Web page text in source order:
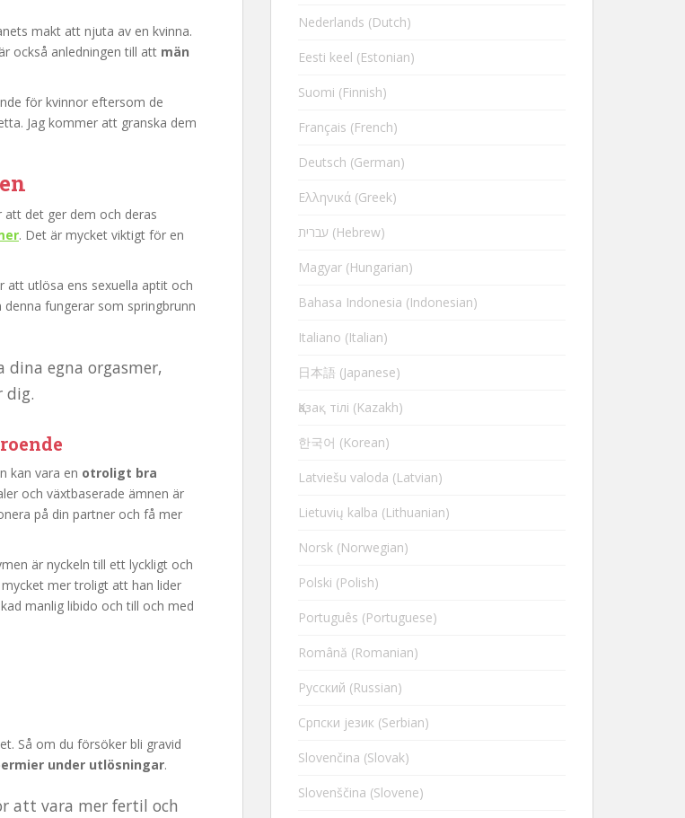
makt att njuta av en kvinna.
också anledningen till att män
för kvinnor eftersom de
Jag kommer att granska dem
att det ger dem och deras
. Det är mycket viktigt för en
att utlösa ens sexuella aptit och
fungerar som springbrunn
egna orgasmer,
dig.
kan vara en otroligt bra
och växtbaserade ämnen är
på din partner och få mer
är nyckeln till ett lyckligt och
mer troligt att han lider
manlig libido och till och med
Så om du försöker bli gravid
under utlösningar.
att vara mer fertil och
Nederlands (Dutch)
Eesti keel (Estonian)
Suomi (Finnish)
Français (French)
Deutsch (German)
Ελληνικά (Greek)
עברית (Hebrew)
Magyar (Hungarian)
Bahasa Indonesia (Indonesian)
Italiano (Italian)
日本語 (Japanese)
Қазақ тілі (Kazakh)
한국어 (Korean)
Latviešu valoda (Latvian)
Lietuvių kalba (Lithuanian)
Norsk (Norwegian)
Polski (Polish)
Português (Portuguese)
Română (Romanian)
Русский (Russian)
Cрпски језик (Serbian)
Slovenčina (Slovak)
Slovenščina (Slovene)